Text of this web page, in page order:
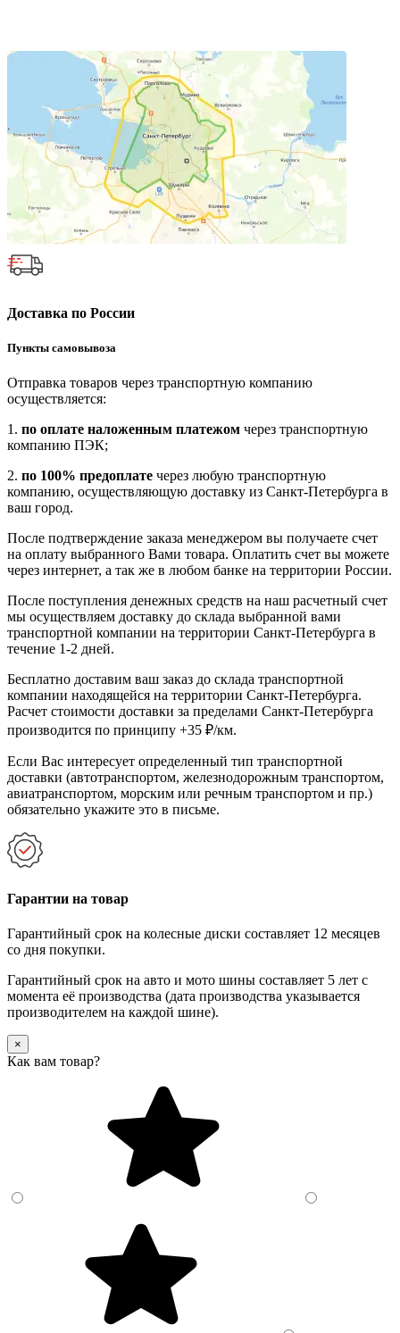
Доставка по России
Пункты самовывоза
Отправка товаров через транспортную компанию
осуществляется:
1. по оплате наложенным платежом через транспортную
компанию ПЭК;
2. по 100% предоплате через любую транспортную
компанию, осуществляющую доставку из Санкт-Петербурга в
ваш город.
После подтверждение заказа менеджером вы получаете счет
на оплату выбранного Вами товара. Оплатить счет вы можете
через интернет, а так же в любом банке на территории России.
После поступления денежных средств на наш расчетный счет
мы осуществляем доставку до склада выбранной вами
транспортной компании на территории Санкт-Петербурга в
течение 1-2 дней.
Бесплатно доставим ваш заказ до склада транспортной
компании находящейся на территории Санкт-Петербурга.
Расчет стоимости доставки за пределами Санкт-Петербурга
производится по принципу +35 ₽/км.
Если Вас интересует определенный тип транспортной
доставки (автотранспортом, железнодорожным транспортом,
авиатранспортом, морским или речным транспортом и пр.)
обязательно укажите это в письме.
Гарантии на товар
Гарантийный срок на колесные диски составляет 12 месяцев
со дня покупки.
Гарантийный срок на авто и мото шины составляет 5 лет с
момента её производства (дата производства указывается
производителем на каждой шине).
×
Как вам товар?